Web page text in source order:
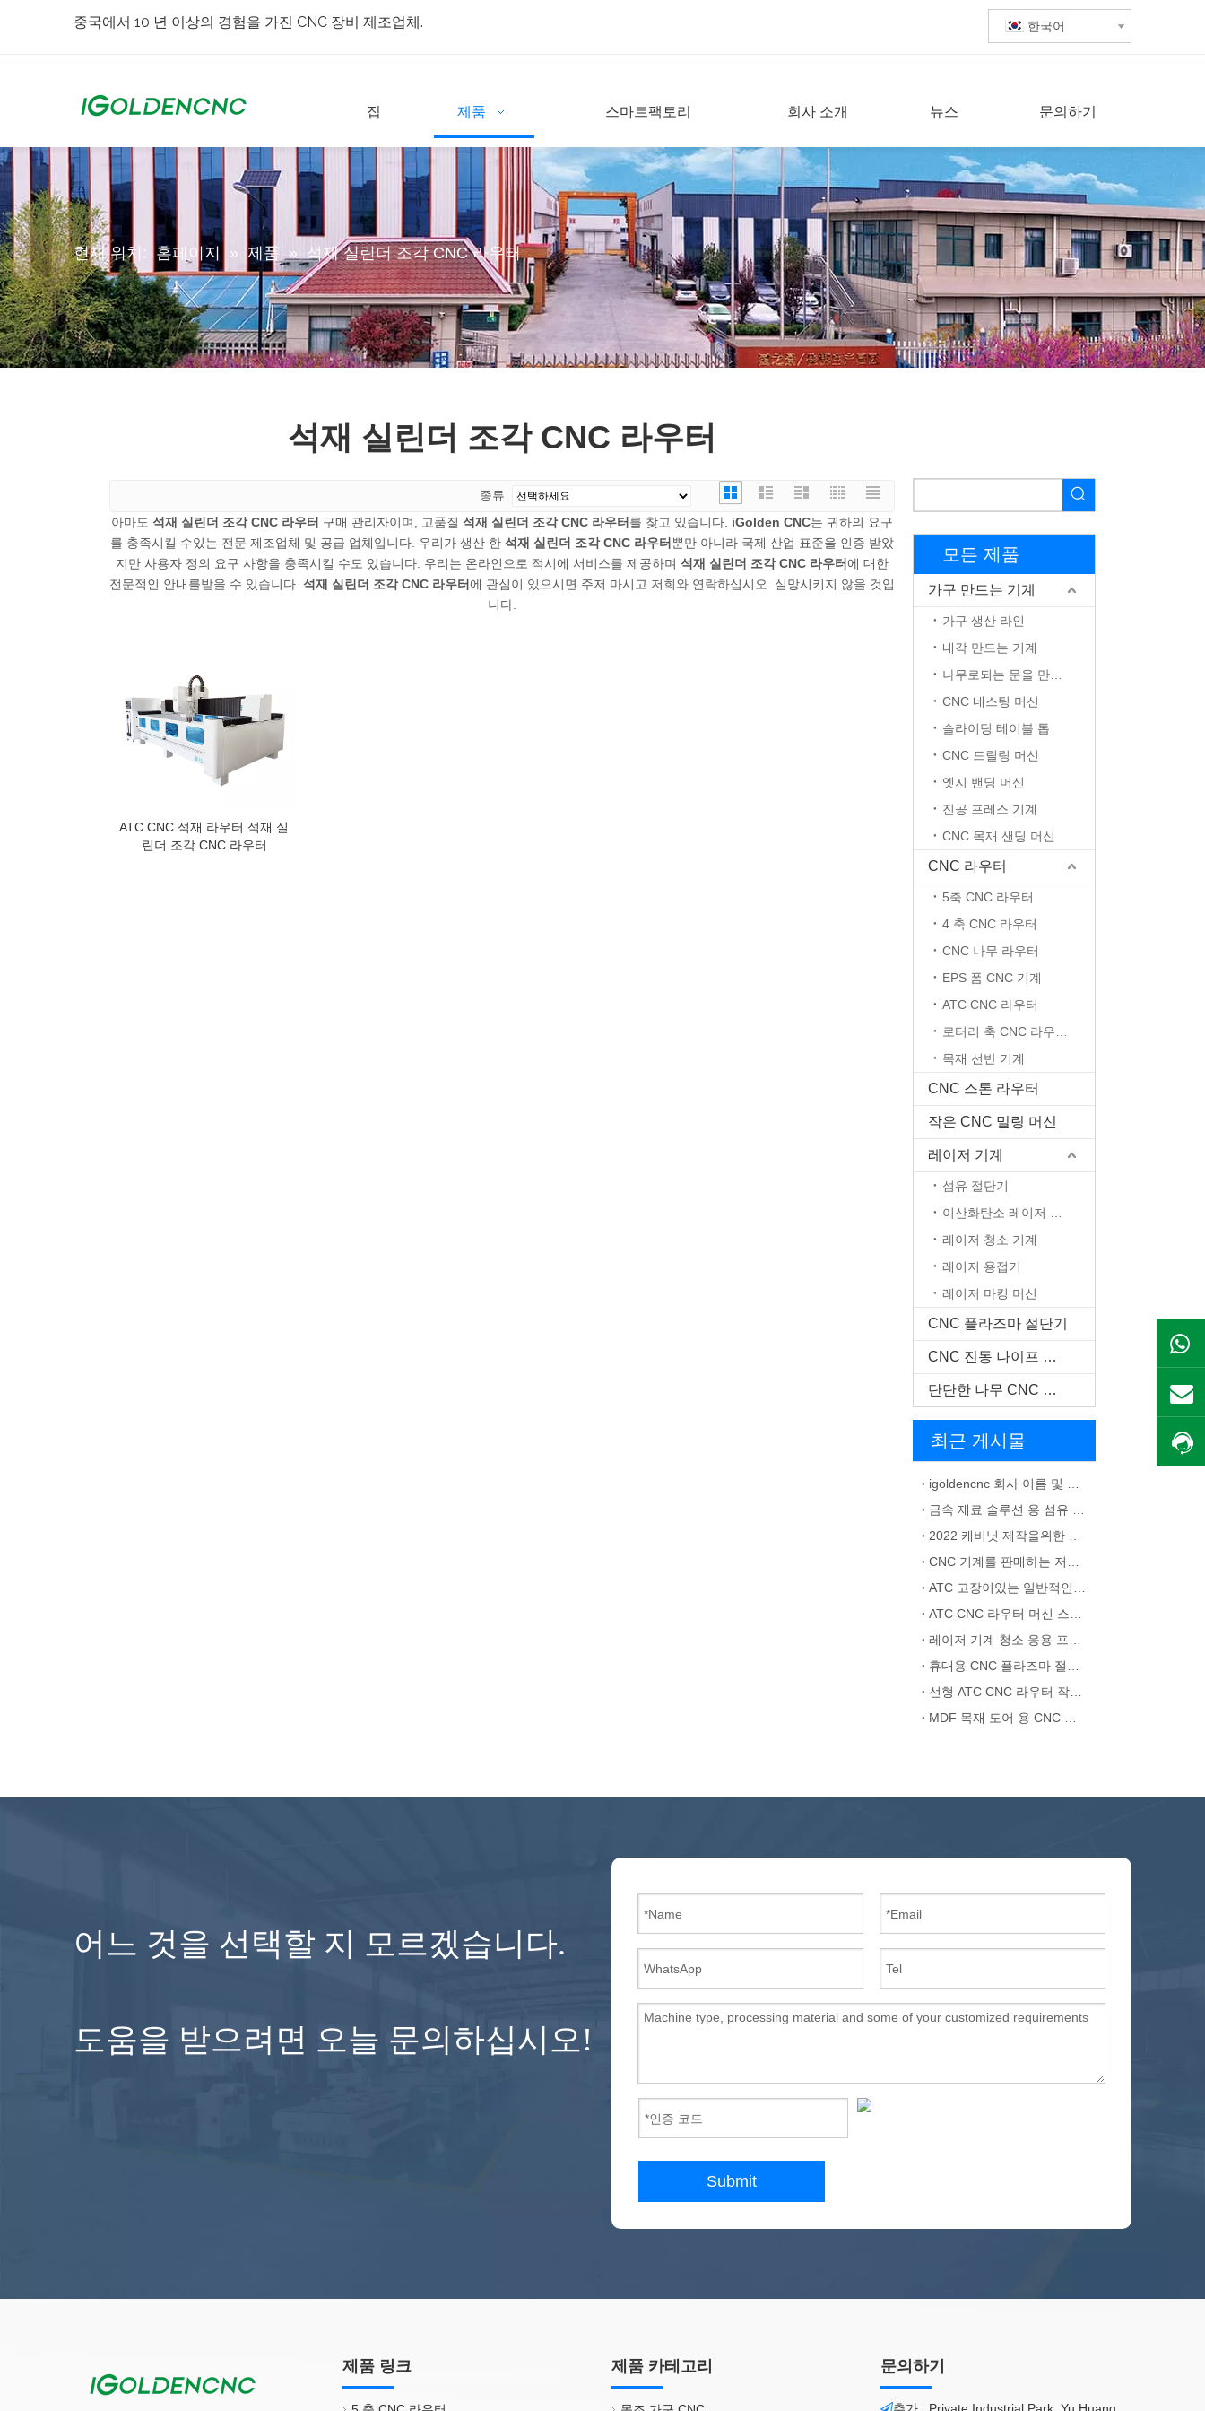
중국에서 10 년 이상의 경험을 가진 CNC 장비 제조업체. 한국어
집 제품 스마트팩토리 회사 소개 뉴스 문의하기
현재 위치: 홈페이지 » 제품 » 석재 실린더 조각 CNC 라우터
석재 실린더 조각 CNC 라우터
종류
아마도 석재 실린더 조각 CNC 라우터 구매 관리자이며, 고품질 석재 실린더 조각 CNC 라우터 를 찾고 있습니다. iGolden CNC는 귀하의 요구
를 충족시킬 수있는 전문 제조업체 및 공급 업체입니다. 우리가 생산 한 석재 실린더 조각 CNC 라우터 뿐만 아니라 국제 산업 표준을 인증 받았
지만 사용자 정의 요구 사항을 충족시킬 수도 있습니다. 우리는 온라인으로 적시에 서비스를 제공하며 석재 실린더 조각 CNC 라우터에 대한
전문적인 안내를받을 수 있습니다. 석재 실린더 조각 CNC 라우터에 관심이 있으시면 주저 마시고 저희와 연락하십시오. 실망시키지 않을 것입
니다.
ATC CNC 석재 라우터 석재 실
린더 조각 CNC 라우터
모든 제품
가구 만드는 기계
가구 생산 라인
내각 만드는 기계
CNC 네스팅 머신
슬라이딩 테이블 톱
CNC 드릴링 머신
엣지 밴딩 머신
진공 프레스 기계
CNC 목재 샌딩 머신
CNC 라우터
5축 CNC 라우터
4 축 CNC 라우터
CNC 나무 라우터
EPS 폼 CNC 기계
ATC CNC 라우터
목재 선반 기계
CNC 스톤 라우터
작은 CNC 밀링 머신
레이저 기계
섬유 절단기
레이저 청소 기계
레이저 용접기
레이저 마킹 머신
CNC 플라즈마 절단기
CNC 진동 나이프 커터
단단한 나무 CNC 기계
최근 게시물
어느 것을 선택할 지 모르겠습니다.
도움을 받으려면 오늘 문의하십시오!
Submit
제품 링크 제품 카테고리 문의하기
